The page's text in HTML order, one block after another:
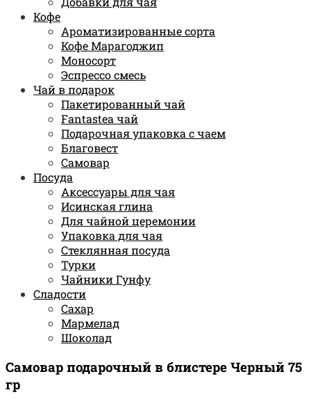
Кофе
Ароматизированные сорта
Кофе Марагоджип
Моносорт
Эспрессо смесь
Чай в подарок
Пакетированный чай
Fantastea чай
Подарочная упаковка с чаем
Благовест
Самовар
Посуда
Аксессуары для чая
Исинская глина
Для чайной церемонии
Упаковка для чая
Стеклянная посуда
Турки
Чайники Гунфу
Сладости
Сахар
Мармелад
Шоколад
Самовар подарочный в блистере Черный 75
гр